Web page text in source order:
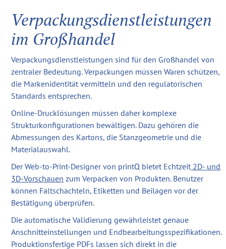
Verpackungsdienstleistungen
im Großhandel
Verpackungsdienstleistungen sind für den Großhandel von
zentraler Bedeutung. Verpackungen müssen Waren schützen,
die Markenidentität vermitteln und den regulatorischen
Standards entsprechen.
Online-Drucklösungen müssen daher komplexe
Strukturkonfigurationen bewältigen. Dazu gehören die
Abmessungen des Kartons, die Stanzgeometrie und die
Materialauswahl.
Der Web-to-Print-Designer von printQ bietet Echtzeit 2D- und
3D-Vorschauen zum Verpacken von Produkten. Benutzer
können Faltschachteln, Etiketten und Beilagen vor der
Bestätigung überprüfen.
Die automatische Validierung gewährleistet genaue
Anschnitteinstellungen und Endbearbeitungsspezifikationen.
Produktionsfertige PDFs lassen sich direkt in die